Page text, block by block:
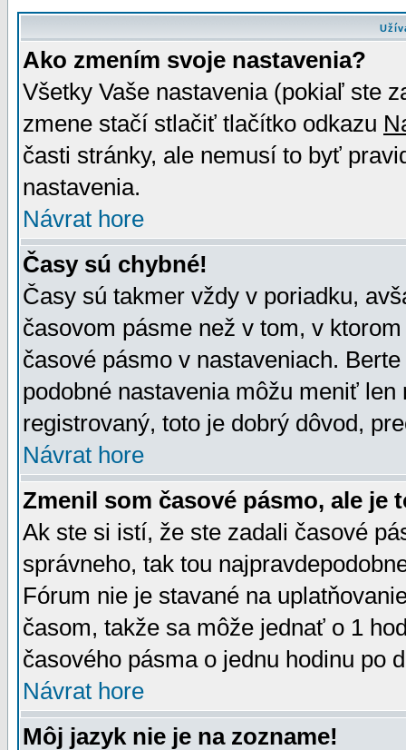
Ako zmením svoje nastavenia?
Všetky Vaše nastavenia (pokiaľ ste
zmene stačí stlačiť tlačítko odkazu
časti stránky, ale nemusí to byť
nastavenia.
Návrat hore
Časy sú chybné!
Časy sú takmer vždy v poriadku,
časovom pásme než v tom, v
časové pásmo v nastaveniach.
podobné nastavenia môžu meniť
registrovaný, toto je dobrý dôvod,
Návrat hore
Zmenil som časové pásmo, ale je
Ak ste si istí, že ste zadali časové
správneho, tak tou
Fórum nie je stavané na
časom, takže sa môže jednať o 1
časového pásma o jednu hodinu po
Návrat hore
Môj jazyk nie je na zozname!